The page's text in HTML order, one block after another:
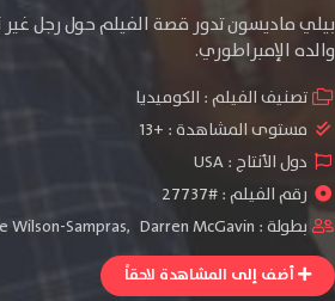
بيلي ماديسون تدور قصة الفيلم حول رجل
والده الإمبراطوري.
تصنيف الفيلم : الكوميديا
مستوى المشاهدة : +13
دول الأنتاج :USA
رقم الفيلم : #27737
بطولة :
Wilson-Sampras, Darren McGavin
أضف إلى المشاهدة لاحقاً